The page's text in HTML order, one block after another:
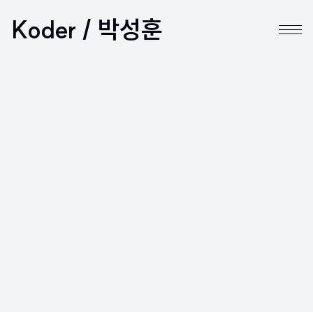
Koder / 박성훈